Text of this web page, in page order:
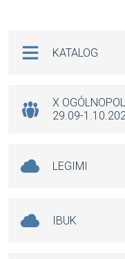
o
k
KATALOG
X
29.09-
LEGIMI
IBUK